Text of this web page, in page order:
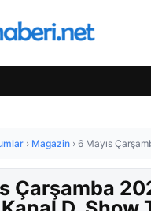
› Magazin › 6 Mayıs
Çarşamba